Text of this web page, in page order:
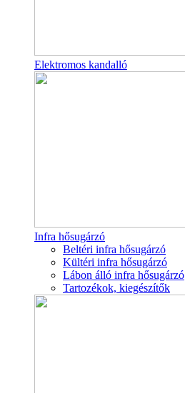
Elektromos kandalló
Infra hősugárzó
Beltéri infra hősugárzó
Kültéri infra hősugárzó
Lábon álló infra hősugárzó
Tartozékok, kiegészítők